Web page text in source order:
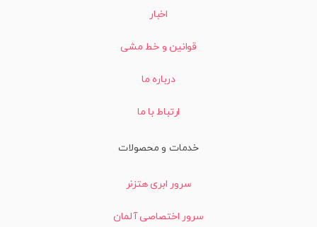
اخبار
قوانین و خط مشی
درباره ما
ارتباط با ما
خدمات و محصولات
سرور ابری هتزنر
سرور اختصاصی آلمان